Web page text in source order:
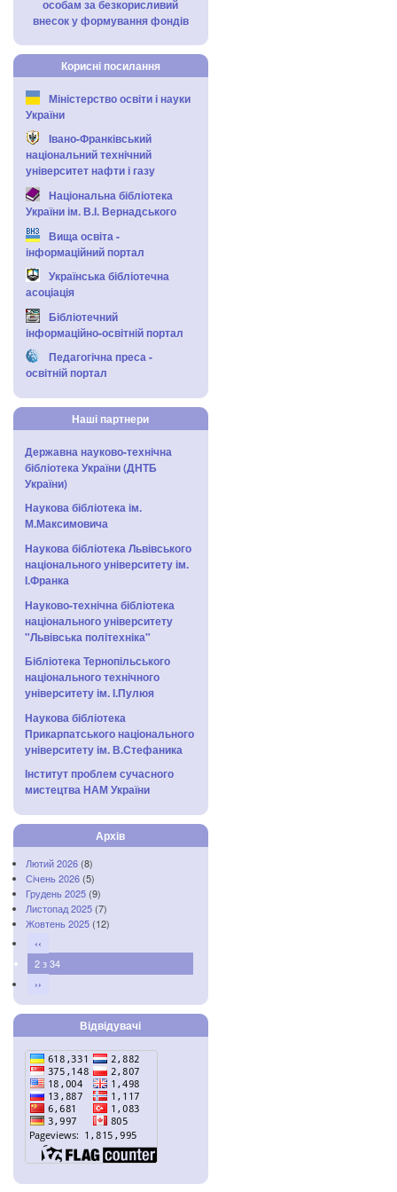
особам за безкорисливий
внесок у формування фондів
Корисні посилання
Міністерство освіти і науки
України
Івано-Франківський
національний технічний
університет нафти і газу
Національна бібліотека
України ім. В.І. Вернадського
Вища освіта -
інформаційний портал
Українська бібліотечна
асоціація
Бібліотечний
інформаційно-освітній портал
Педагогічна преса -
освітній портал
Наші партнери
Державна науково-технічна
бібліотека України (ДНТБ
України)
Наукова бібліотека ім.
М.Максимовича
Наукова бібліотека Львівського
національного університету ім.
І.Франка
Науково-технічна бібліотека
національного університету
"Львівська політехніка"
Бібліотека Тернопільського
національного технічного
університету ім. І.Пулюя
Наукова бібліотека
Прикарпатського національного
університету ім. В.Стефаника
Інститут проблем сучасного
мистецтва НАМ України
Архів
Лютий 2026 (8)
Січень 2026 (5)
Грудень 2025 (9)
Листопад 2025 (7)
Жовтень 2025 (12)
‹‹
2 з 34
››
Відвідувачі